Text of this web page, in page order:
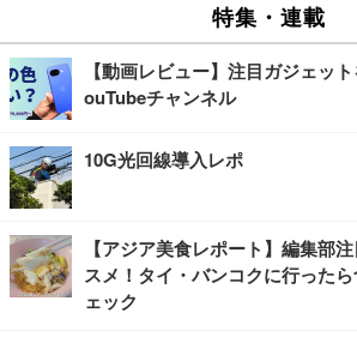
特集・連載
【動画レビュー】注目ガジェッ
ouTubeチャンネル
10G光回線導入レポ
【アジア美食レポート】編集部
スメ！タイ・バンコクに行った
ェック